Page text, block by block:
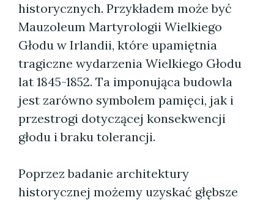
historycznych. Przykładem może być
Mauzoleum Martyrologii Wielkiego
Głodu w Irlandii, które upamiętnia
tragiczne wydarzenia Wielkiego Głodu
lat 1845-1852. Ta imponująca budowla
jest zarówno symbolem pamięci, jak i
przestrogi dotyczącej konsekwencji
głodu i braku tolerancji.
Poprzez badanie architektury
historycznej możemy uzyskać głębsze